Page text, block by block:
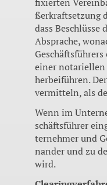
ßerkraftsetzung
dass
Absprache,
einer notariellen
herbeifüh­ren.
vermitteln, als
Wenn im
schäftsführer
ternehmer und
nander und zu
wird.